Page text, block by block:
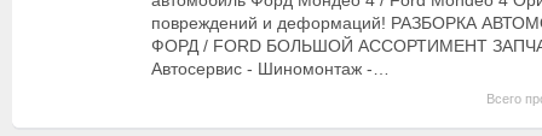
повреждений и деформаций! РАЗБОРКА
ФОРД / FORD БОЛЬШОЙ АССОРТИМЕНТ
Автосервис - Шиномонтаж -…
Всего